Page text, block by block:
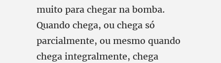
muito para chegar na bomba.
Quando chega, ou chega só
parcialmente, ou mesmo quando
chega integralmente, chega